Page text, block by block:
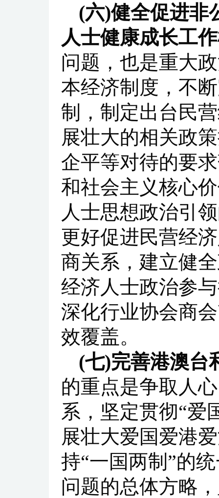
(六)健全促进非
人士健康成长工
问题，也是重大
本经济制度，不
制，制定出台民
展壮大的相关政
企平等对待的要
和社会主义核心
人士思想政治引
更好促进民营经
商关系，建立健
经济人士政治参
深化行业协会商
效覆盖。
(七)完善港澳台
的重点是争取人
系，坚定贯彻“爱
展壮大爱国爱港
持“一国两制”的
问题的总体方略